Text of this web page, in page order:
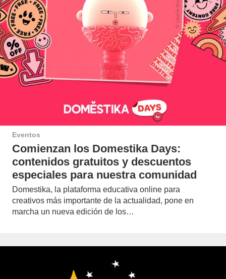
Eventos
Comienzan los Domestika Days:
contenidos gratuitos y descuentos
especiales para nuestra comunidad
Domestika, la plataforma educativa online para
creativos más importante de la actualidad, pone en
marcha un nueva edición de los…